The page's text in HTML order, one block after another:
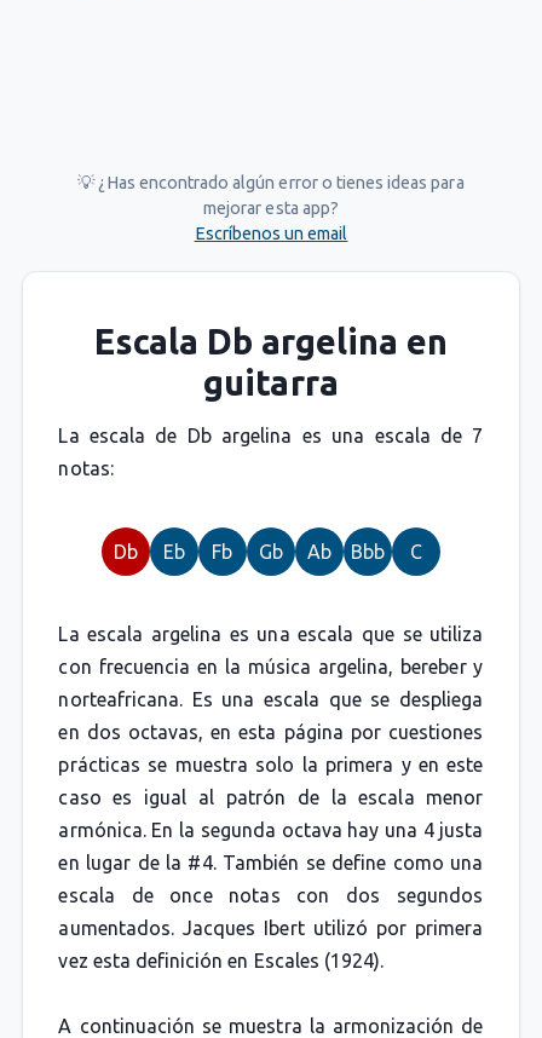
💡 ¿Has encontrado algún error o tienes ideas para
mejorar esta app?
Escríbenos un email
Escala Db argelina en
guitarra
La escala de Db argelina es una escala de 7
notas:
Db Eb Fb Gb Ab Bbb C
La escala argelina es una escala que se utiliza
con frecuencia en la música argelina, bereber y
norteafricana. Es una escala que se despliega
en dos octavas, en esta página por cuestiones
prácticas se muestra solo la primera y en este
caso es igual al patrón de la escala menor
armónica. En la segunda octava hay una 4 justa
en lugar de la #4. También se define como una
escala de once notas con dos segundos
aumentados. Jacques Ibert utilizó por primera
vez esta definición en Escales (1924).
A continuación se muestra la armonización de